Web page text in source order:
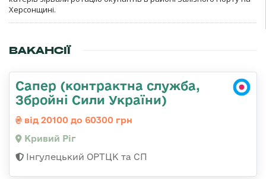
Херсонщині.
ВАКАНСІЇ
Сапер (контрактна служба,
Збройні Сили України)
від 20100 до 60300 грн
Кривий Ріг
Інгулецький ОРТЦК та СП